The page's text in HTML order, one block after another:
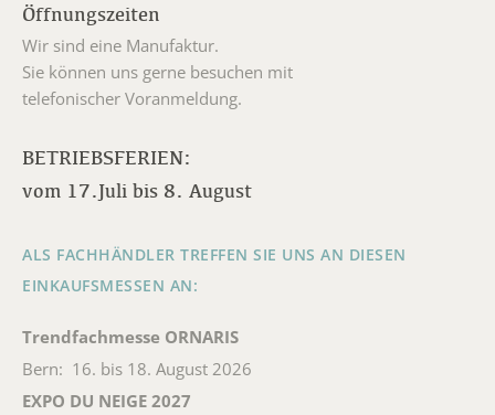
Öffnungszeiten
Wir sind eine Manufaktur.
Sie können uns gerne besuchen mit
telefonischer Voranmeldung.
BETRIEBSFERIEN:
vom 17.Juli bis 8. August
ALS FACHHÄNDLER TREFFEN SIE UNS AN DIESEN
EINKAUFSMESSEN AN:
Trendfachmesse ORNARIS
Bern: 16. bis 18. August 2026
EXPO DU NEIGE 2027